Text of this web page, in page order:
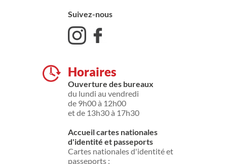
Suivez-nous
Horaires
Ouverture des bureaux
du lundi au vendredi
de 9h00 à 12h00
et de 13h30 à 17h30
Accueil cartes nationales
d'identité et passeports
Cartes nationales d'identité et
passeports :